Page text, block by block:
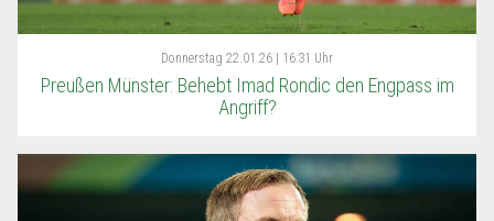
Donnerstag 22.01.26 | 16:31 Uhr
Preußen Münster: Behebt Imad Rondic den Engpass im
Angriff?